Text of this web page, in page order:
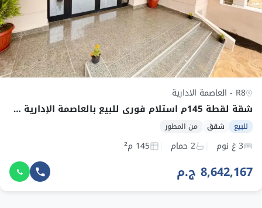
R8 - العاصمة الادارية
شقة لقطة 145م استلام فوري للبيع بالعاصمة الإدارية سوبر لوكس
للبيع شقق من المطور
3 غ نوم 2 حمام 145 م²
8,642,167 ج.م